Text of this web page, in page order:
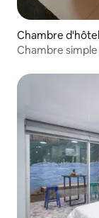
Chambre
Chambre